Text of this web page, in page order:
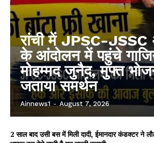
रांची में JPSC-JSSC
के आंदोलन में पहुंचे
मोहम्मद जुनैद, मुफ्त
जताया समर्थन
Ainnews1 - August 7, 2026
2 साल बाद उसी बस में मिली दादी, ईमानदार कंडक्टर ने